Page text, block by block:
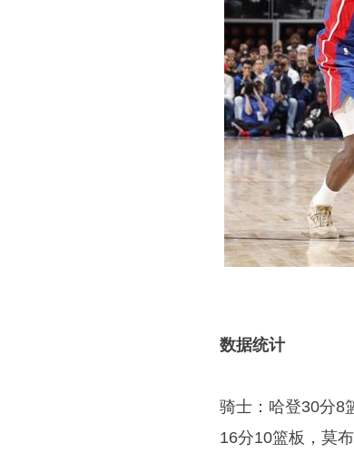
数据统计
骑士：哈登30分8
16分10篮板，莫